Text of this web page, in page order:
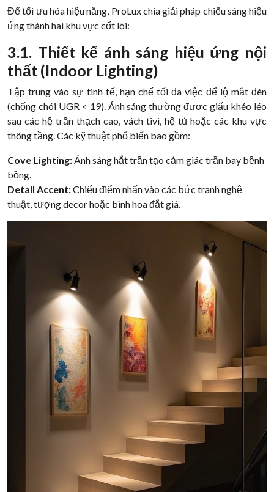
Để tối ưu hóa hiệu năng, ProLux chia giải pháp chiếu sáng hiệu
ứng thành hai khu vực cốt lõi:
3.1. Thiết kế ánh sáng hiệu ứng nội
thất (Indoor Lighting)
Tập trung vào sự tinh tế, hạn chế tối đa việc để lộ mắt đèn
(chống chói UGR < 19). Ánh sáng thường được giấu khéo léo
sau các hệ trần thạch cao, vách tivi, hệ tủ hoặc các khu vực
thông tầng. Các kỹ thuật phổ biến bao gồm:
Cove Lighting:Ánh sáng hắt trần tạo cảm giác trần bay bềnh
bồng.
Detail Accent:Chiếu điểm nhấn vào các bức tranh nghệ
thuật, tượng decor hoặc bình hoa đắt giá.